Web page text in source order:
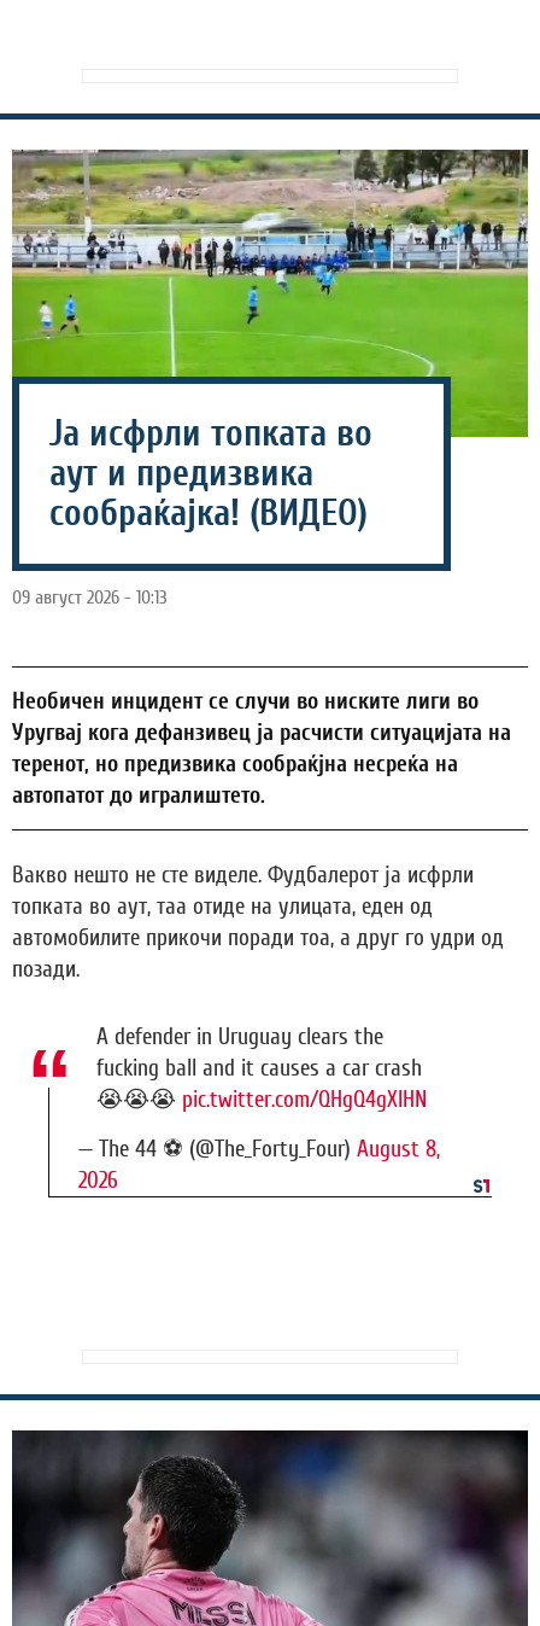
Ја исфрли топката во
аут и предизвика
сообраќајка! (ВИДЕО)
09 август 2026 - 10:13
Необичен инцидент се случи во ниските лиги во
Уругвај кога дефанзивец ја расчисти ситуацијата на
теренот, но предизвика сообраќјна несреќа на
автопатот до игралиштето.
Вакво нешто не сте виделе. Фудбалерот ја исфрли
топката во аут, таа отиде на улицата, еден од
автомобилите прикочи поради тоа, а друг го удри од
позади.
A defender in Uruguay clears the
fucking ball and it causes a car crash
😭😭😭 pic.twitter.com/QHgQ4gXIHN
— The 44 ⚽️ (@The_Forty_Four) August 8,
2026